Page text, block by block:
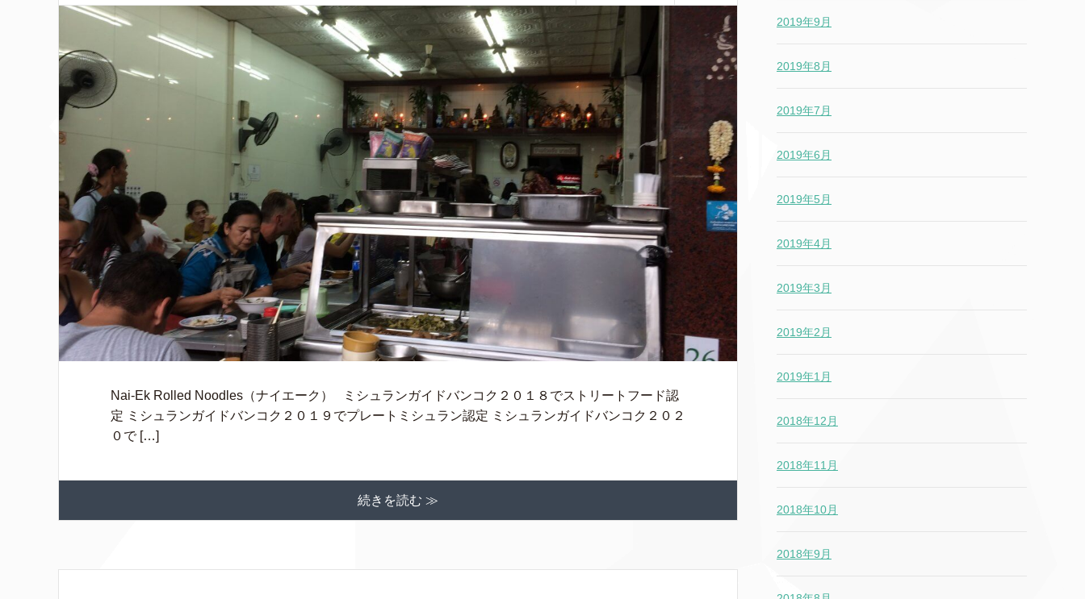
Nai-Ek Rolled Noodles（ナイエーク） ミシュランガイドバンコク２０１８でストリートフード認
定 ミシュランガイドバンコク２０１９でプレートミシュラン認定 ミシュランガイドバンコク２０２
０で […]
続きを読む ≫
2019年9月
2019年8月
2019年7月
2019年6月
2019年5月
2019年4月
2019年3月
2019年2月
2019年1月
2018年12月
2018年11月
2018年10月
2018年9月